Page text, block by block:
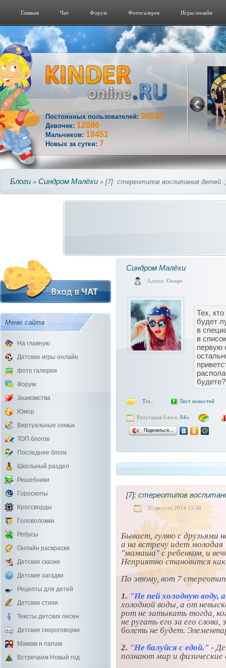
Главная Чат Форум Фотогалерeя Игры онлайн
Постоянных пользователей: 30538
Девочек: 12086
Мальчиков: 18451
Новых за сутки: 7
Блоги » Синдром Малёхи » [7]: стереотипов воспитания детей
Меню сайта
На главную
Детские игры онлайн
фото галереи
Форум
Знакомства
Юмор
Виртуальные семьи
ТОП блогов
Последние блоги
Школьный раздел
Решебники
Гороскопы
Кроссворды
Головоломки
Ребусы
Онлайн раскраски
Детские сказки
Детские загадки
Рецепты для детей
Детские стихи
Тексты детских песен
Детские скороговорки
Мамам и папам
Встречаем Новый год
Синдром Малёхи
Админ: Ooops
Тех, кто
будет
в
в
первую
Тсс.. Лист новостей
Репутация блога: 84±
Поделиться…
[7]: стереотипов
30 августа 2014 15:30
Бывает, гуляю с друзьями
а на встречу идет молодая
"мамаша" с ребенком, и
Неприятно становится
По этому, вот 7
1. "Не пей холодную воду,
холодной воды, а от
рот не затыкать тогда,
не ругать его за его
болеть не будет.
2. "Не балуйся с едой." -
познают мир и физические